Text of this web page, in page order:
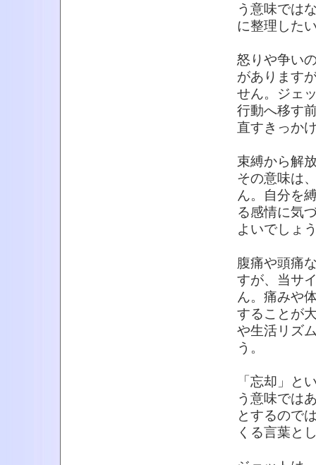
う意味では
に整理した
怒りや争い
があります
せん。ジェ
行動へ移す
直すきっか
束縛から解
その意味は
ん。自分を
る感情に気
よいでしょ
腹痛や頭痛
すが、当サ
ん。痛みや
することが
や生活リズ
う。
「忘却」と
う意味では
とするので
くる言葉と